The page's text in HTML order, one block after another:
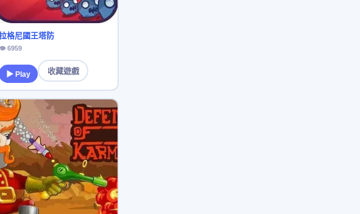
格尼國王塔防
👁 6959
▶ Play 收藏遊戲